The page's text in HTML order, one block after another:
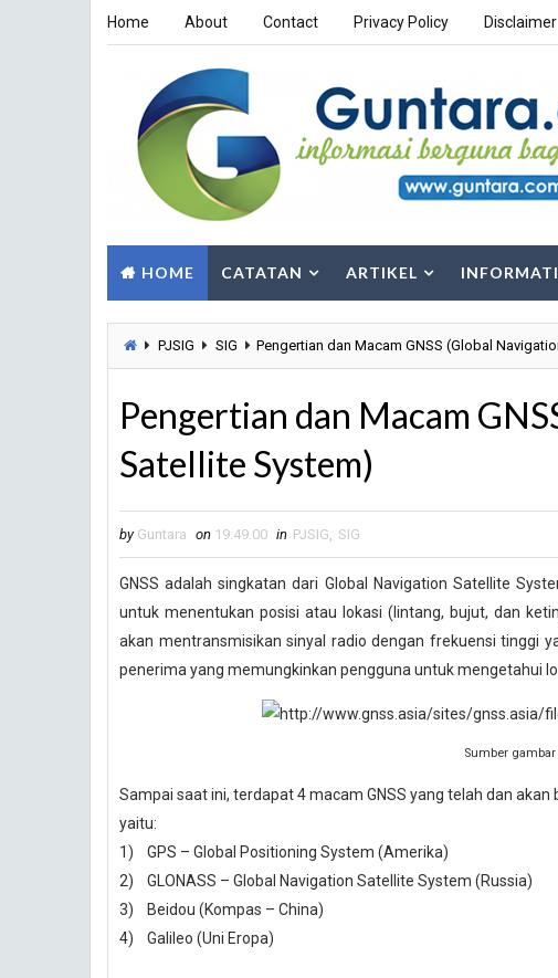
Home About Contact Privacy Policy Disclaimer
HOME CATATAN ARTIKEL
PJSIG SIG Pengertian dan Macam GNSS (Global
Pengertian dan Macam
Satellite System)
by Guntara on 19.49.00 in PJSIG, SIG
GNSS adalah singkatan dari Global Navigation Satellite
untuk menentukan posisi atau lokasi (lintang, bujut, dan
akan mentransmisikan sinyal radio dengan frekuensi tinggi
penerima yang memungkinkan pengguna untuk mengetahui
Sumber
Sampai saat ini, terdapat 4 macam GNSS yang telah dan
yaitu:
1) GPS – Global Positioning System (Amerika)
2) GLONASS – Global Navigation Satellite System (Russia)
3) Beidou (Kompas – China)
4) Galileo (Uni Eropa)